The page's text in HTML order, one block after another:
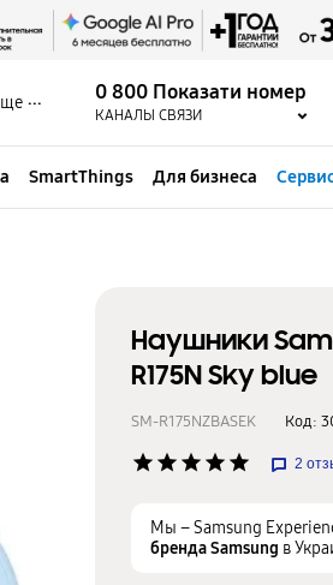
0 800 Показати номер
КАНАЛЫ СВЯЗИ
SmartThings Для бизнеса
Наушники
R175N Sky blue
SM-R175NZBASEK Код:
star star star star star 2
Мы – Samsung
бренда Samsung в